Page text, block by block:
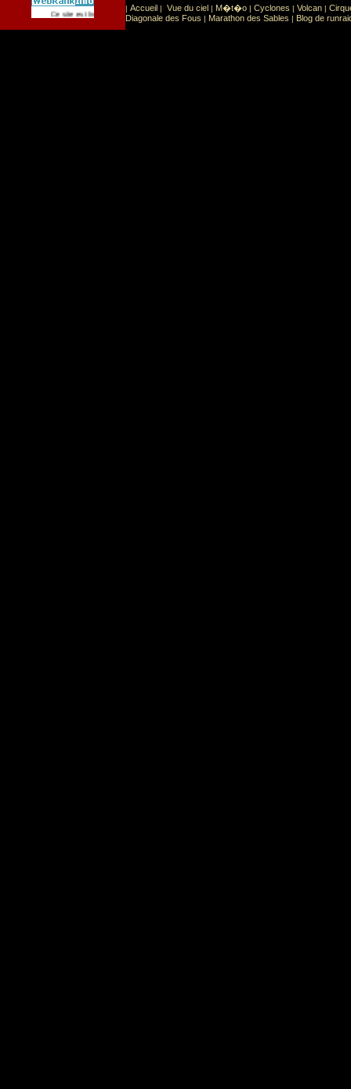
Ce site est list� dans la cat�gorie Sport: Sports extr�mes
| Accueil | Vue du ciel | M�t�o | Cyclones | Volcan |
Diagonale des Fous | Marathon des Sables | Blog de